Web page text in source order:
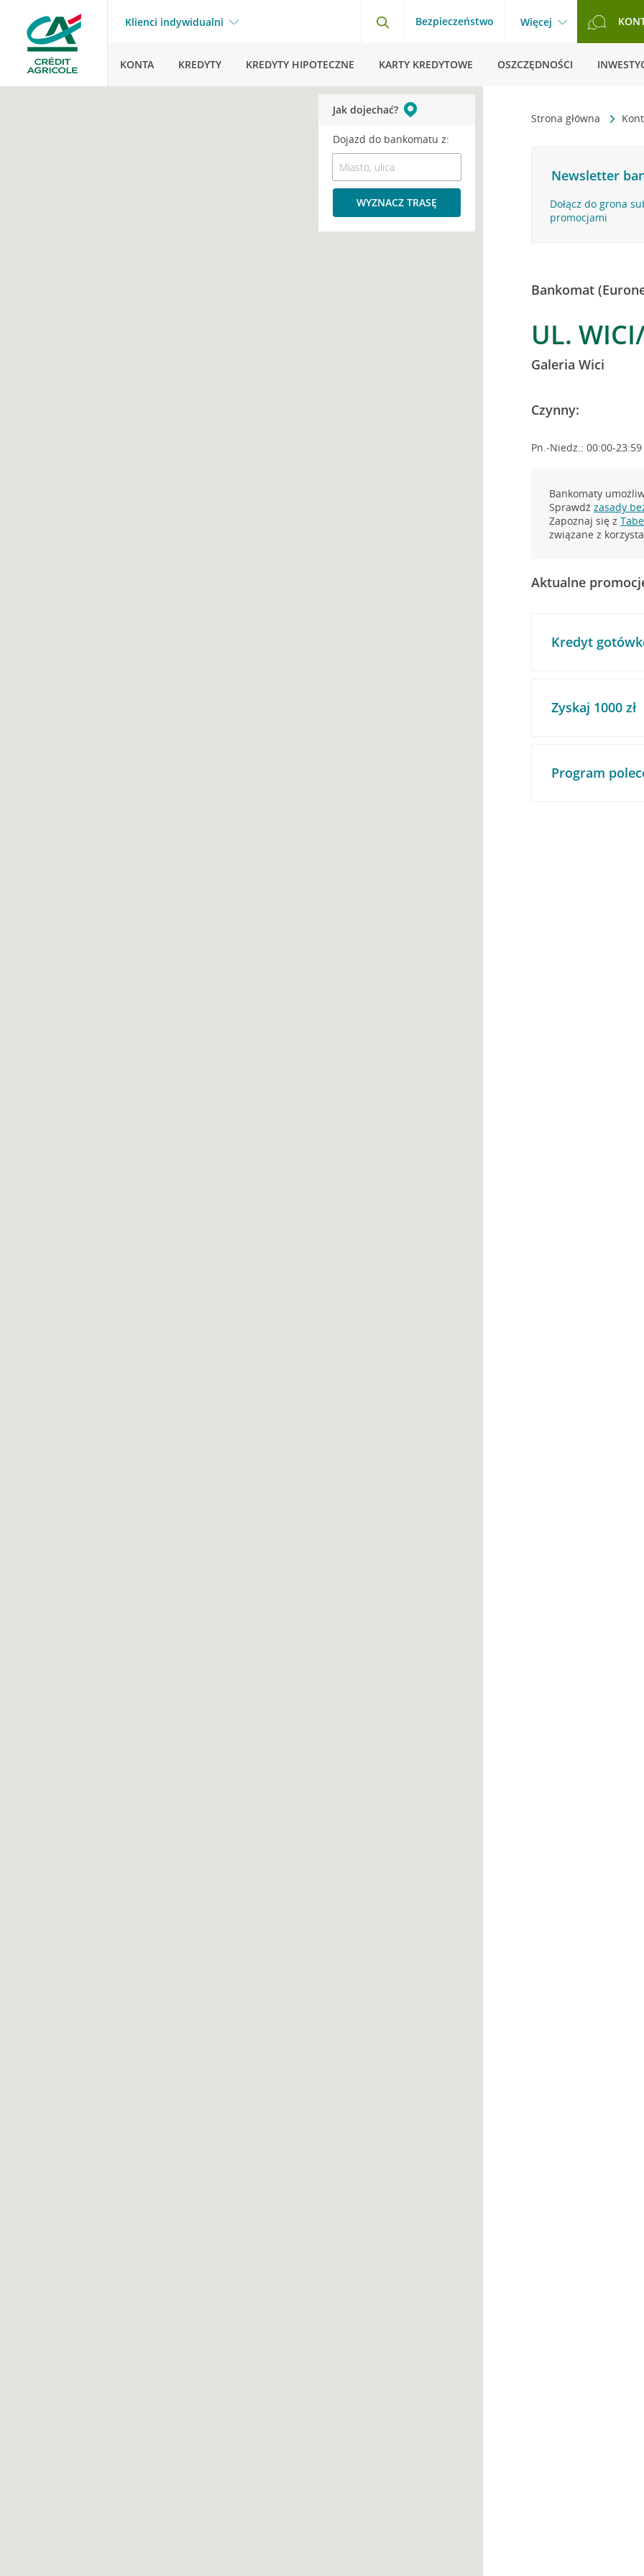
Klienci indywidualni Bezpieczeństwo Więcej
KONTA KREDYTY KREDYTY HIPOTECZNE KARTY KREDYTOWE OSZCZĘDNOŚCI
Strona główna
Newsletter
Dołącz do grona
promocjami
Bankomat
UL.
Galeria Wici
Czynny:
Pn.-Niedz.: 00:00-23:59
Bankomaty
Sprawdźzasady
Zapoznaj się z
związane z
Aktualne
Kredyt
Zyskaj 1000 zł
Program
Jak dojechać?
Dojazd do bankomatu z:
WYZNACZ TRASĘ